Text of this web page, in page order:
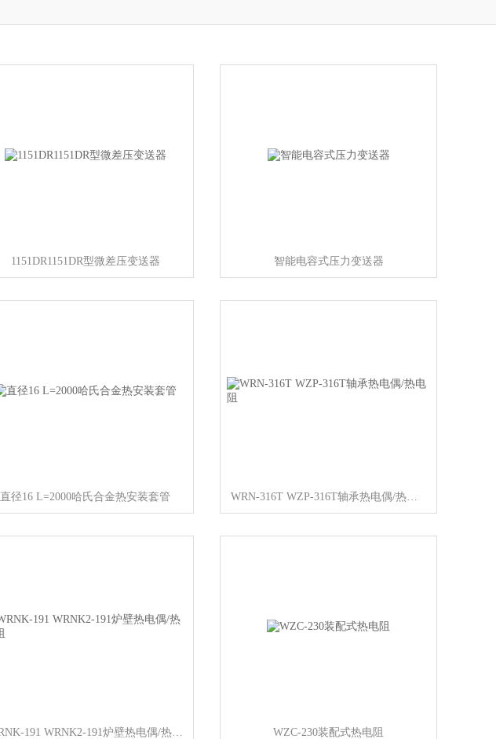
1151DR1151DR型微差压变送器 智能电容式压力变送器
直径16 L=2000哈氏合金热安装套管 WRN-316T WZP-316T轴承热电偶/热电阻
WRNK-191 WRNK2-191炉壁热电偶/热电阻 WZC-230装配式热电阻